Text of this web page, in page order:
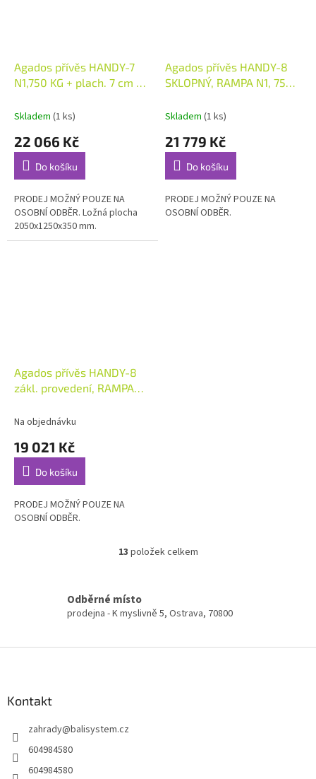
Agados přívěs HANDY-7
N1,750 KG + plach. 7 cm +
Skladem (1 ks)
22 066 Kč
Do košíku
PRODEJ MOŽNÝ POUZE NA
OSOBNÍ ODBĚR. Ložná plocha
2050x1250x350 mm.
Agados přívěs HANDY-8
SKLOPNÝ, RAMPA N1, 750
Skladem (1 ks)
21 779 Kč
Do košíku
PRODEJ MOŽNÝ POUZE NA
OSOBNÍ ODBĚR.
Agados přívěs HANDY-8
zákl. provedení, RAMPA
Na objednávku
19 021 Kč
Do košíku
PRODEJ MOŽNÝ POUZE NA
OSOBNÍ ODBĚR.
O
d
í
13 položek celkem
Odběrné místo
prodejna - K myslivně 5, Ostrava, 70800
Kontakt
zahrady@balisystem.cz
604984580
604984580